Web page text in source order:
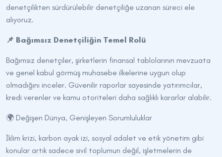
denetçilikten sürdürülebilir denetçiliğe uzanan süreci ele
alıyoruz.
📌 Bağımsız Denetçiliğin Temel Rolü
Bağımsız denetçiler, şirketlerin finansal tablolarının mevzuata
ve genel kabul görmüş muhasebe ilkelerine uygun olup
olmadığını inceler. Güvenilir raporlar sayesinde yatırımcılar,
kredi verenler ve kamu otoriteleri daha sağlıklı kararlar alabilir.
🌍 Değişen Dünya, Genişleyen Sorumluluklar
İklim krizi, karbon ayak izi, sosyal adalet ve etik yönetim gibi
konular artık sadece sivil toplumun değil, işletmelerin de